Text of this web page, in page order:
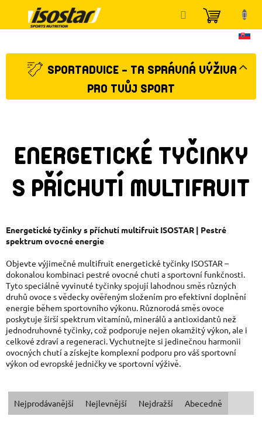
obsah
KOŠÍK
SPORTADVICE - TA SPRÁVNÁ VÝŽIVA
PRO TVŮJ SPORT
ENERGETICKÉ TYČINKY
S PŘÍCHUTÍ MULTIFRUIT
Energetické tyčinky s příchutí multifruit ISOSTAR | Pestré
spektrum ovocné energie
Objevte výjimečné multifruit energetické tyčinky ISOSTAR –
dokonalou kombinaci pestré ovocné chuti a sportovní funkčnosti.
Tyto speciálně vyvinuté tyčinky spojují lahodnou směs různých
druhů ovoce s vědecky ověřeným složením pro efektivní doplnění
energie během sportovního výkonu. Různorodá směs ovoce
poskytuje širší spektrum vitamínů, minerálů a antioxidantů než
jednodruhovné tyčinky, což podporuje nejen okamžitý výkon, ale i
celkové zdraví a regeneraci. Vychutnejte si jedinečnou harmonii
ovocných chutí a získejte komplexní podporu pro váš sportovní
výkon od evropské jedničky ve sportovní výživě.
Ř
Nejprodávanější Nejlevnější Nejdražší Abecedně